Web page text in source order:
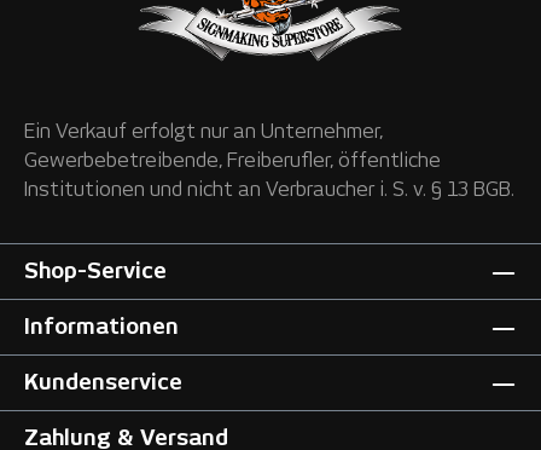
Ein Verkauf erfolgt nur an Unternehmer,
Gewerbebetreibende, Freiberufler, öffentliche
Institutionen und nicht an Verbraucher i. S. v. § 13 BGB.
Shop-Service
Informationen
Kundenservice
Zahlung & Versand